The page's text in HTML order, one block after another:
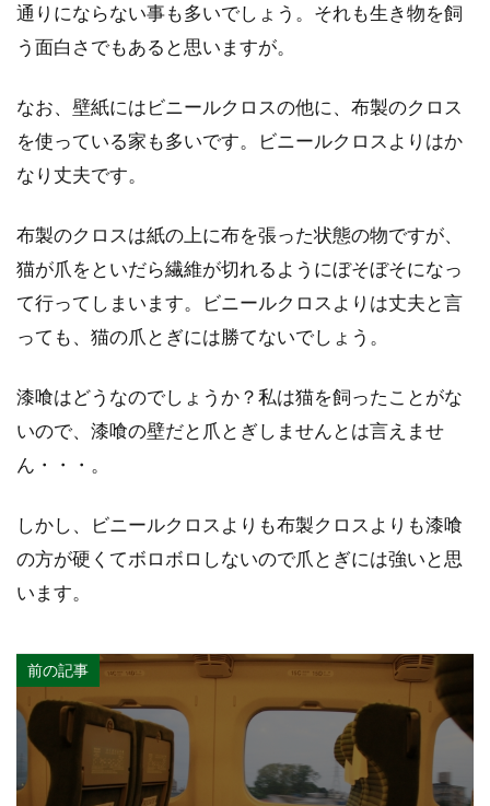
通りにならない事も多いでしょう。それも生き物を飼
う面白さでもあると思いますが。
なお、壁紙にはビニールクロスの他に、布製のクロス
を使っている家も多いです。ビニールクロスよりはか
なり丈夫です。
布製のクロスは紙の上に布を張った状態の物ですが、
猫が爪をといだら繊維が切れるようにぼそぼそになっ
て行ってしまいます。ビニールクロスよりは丈夫と言
っても、猫の爪とぎには勝てないでしょう。
漆喰はどうなのでしょうか？私は猫を飼ったことがな
いので、漆喰の壁だと爪とぎしませんとは言えませ
ん・・・。
しかし、ビニールクロスよりも布製クロスよりも漆喰
の方が硬くてボロボロしないので爪とぎには強いと思
います。
前の記事